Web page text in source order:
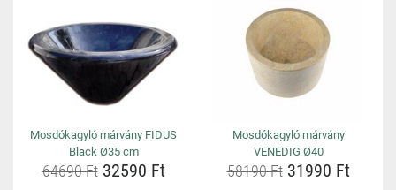
Mosdókagyló márvány FIDUS
Black Ø35 cm
64690 Ft32590 Ft
Mosdókagyló márvány
VENEDIG Ø40
58190 Ft31990 Ft